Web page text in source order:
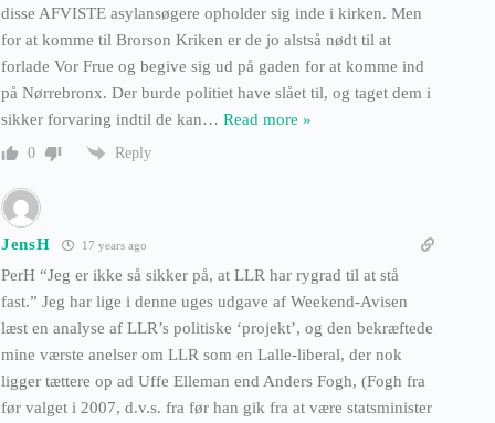
disse AFVISTE asylansøgere opholder sig inde i kirken. Men
for at komme til Brorson Kriken er de jo alstså nødt til at
forlade Vor Frue og begive sig ud på gaden for at komme ind
på Nørrebronx. Der burde politiet have slået til, og taget dem i
sikker forvaring indtil de kan… Read more »
0 Reply
JensH 17 years ago
PerH “Jeg er ikke så sikker på, at LLR har rygrad til at stå
fast.” Jeg har lige i denne uges udgave af Weekend-Avisen
læst en analyse af LLR’s politiske ‘projekt’, og den bekræftede
mine værste anelser om LLR som en Lalle-liberal, der nok
ligger tættere op ad Uffe Elleman end Anders Fogh, (Fogh fra
før valget i 2007, d.v.s. fra før han gik fra at være statsminister